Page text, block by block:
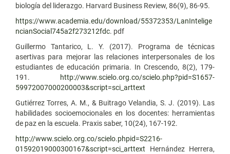
biología del liderazgo. Harvard Business Review, 86(9), 86-95.
https://www.academia.edu/download/55372353/LanIntelige
ncianSocial745a2f273212fdc. pdf
Guillermo Tantarico, L. Y. (2017). Programa de técnicas
asertivas para mejorar las relaciones interpersonales de los
estudiantes de educación primaria. In Crescendo, 8(2), 179-
191.
http://www.scielo.org.co/scielo.php?pid=S1657-
59972007000200003&script=sci_arttext
Gutiérrez Torres, A. M., & Buitrago Velandia, S. J. (2019). Las
habilidades socioemocionales en los docentes: herramientas
de paz en la escuela. Praxis saber, 10(24), 167-192.
http://www.scielo.org.co/scielo.phpid=S2216-
01592019000300167&script=sci_arttext Hernández Herrera,